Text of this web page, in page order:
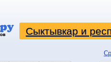
Сыктывкар и